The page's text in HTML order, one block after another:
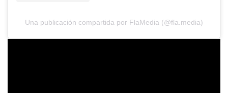
Una publicación compartida por FlaMedia (@fla.media)